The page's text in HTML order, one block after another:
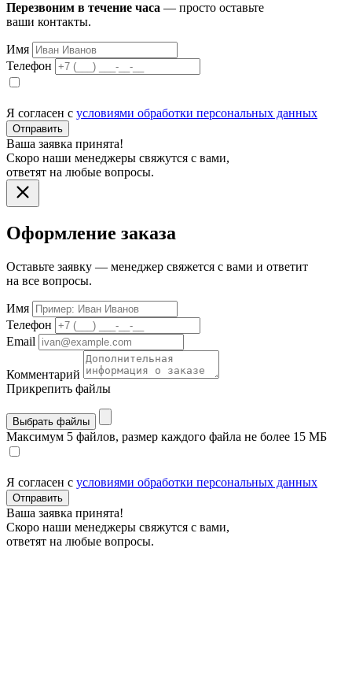
Перезвоним в течение часа — просто оставьте
ваши контакты.
Имя
Телефон
Я согласен с условиями обработки персональных данных
Отправить
Ваша заявка принята!
Скоро наши менеджеры свяжутся с вами,
ответят на любые вопросы.
Оформление заказа
Оставьте заявку — менеджер свяжется с вами и ответит
на все вопросы.
Имя
Телефон
Email
Комментарий
Прикрепить файлы
Выбрать файлы
Максимум 5 файлов, размер каждого файла не более 15 МБ
Я согласен с условиями обработки персональных данных
Отправить
Ваша заявка принята!
Скоро наши менеджеры свяжутся с вами,
ответят на любые вопросы.